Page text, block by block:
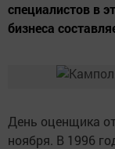
специалистов в
бизнеса
День оценщика
ноября. В 1996